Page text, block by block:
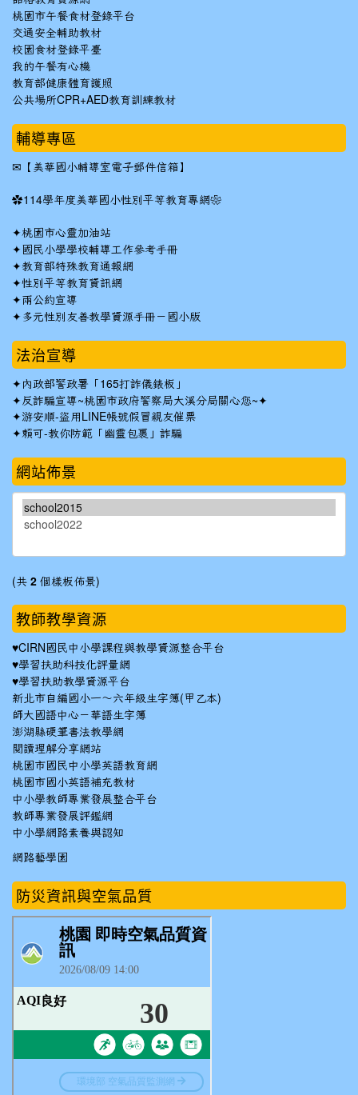
桃園市午餐食材登錄平台
交通安全輔助教材
校園食材登錄平臺
我的午餐有心機
教育部健康體育護照
公共場所CPR+AED教育訓練教材
輔導專區
✉ 【美華國小輔導室電子郵件信箱】
✿114學年度美華國小性別平等教育專網❀
✦桃園市心靈加油站
✦ 國民小學學校輔導工作參考手冊
✦教育部特殊教育通報網
✦性別平等教育資訊網
✦兩公約宣導
✦ 多元性別友善教學資源手冊－國小版
法治宣導
✦ 內政部警政署「165打詐儀錶板」
✦反詐騙宣導~桃園市政府警察局大溪分局關心您~✦
✦游安順-盜用LINE帳號假冒親友催票
✦賴可-教你防範「幽靈包裹」詐騙
網站佈景
(共 2 個樣板佈景)
教師教學資源
♥CIRN國民中小學課程與教學資源整合平台
♥學習扶助科技化評量網
♥學習扶助教學資源平台
新北市自編國小一～六年級生字簿(甲乙本)
師大國語中心－華語生字簿
澎湖縣硬筆書法教學網
閱讀理解分享網站
桃園市國民中小學英語教育網
桃園市國小英語補充教材
中小學教師專業發展整合平台
教師專業發展評鑑網
中小學網路素養與認知
網路藝學園
防災資訊與空氣品質